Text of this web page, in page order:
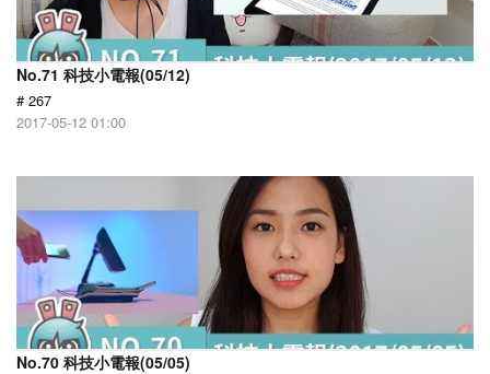
No.71 科技小電報(05/12)
# 267
2017-05-12 01:00
No.70 科技小電報(05/05)